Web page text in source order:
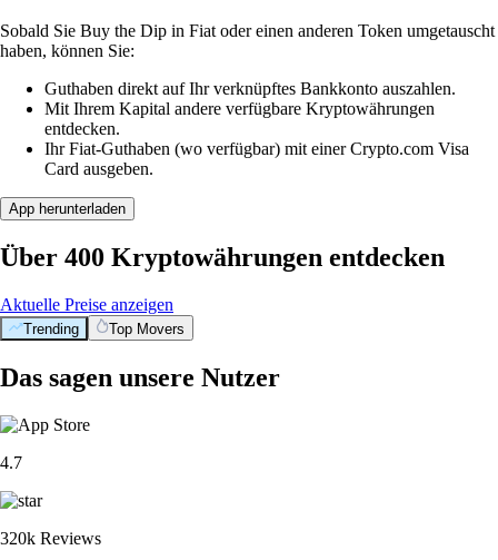
Sobald Sie Buy the Dip in Fiat oder einen anderen Token umgetauscht
haben, können Sie:
Guthaben direkt auf Ihr verknüpftes Bankkonto auszahlen.
Mit Ihrem Kapital andere verfügbare Kryptowährungen
entdecken.
Ihr Fiat-Guthaben (wo verfügbar) mit einer Crypto.com Visa
Card ausgeben.
App herunterladen
Über 400 Kryptowährungen entdecken
Aktuelle Preise anzeigen
Trending Top Movers
Das sagen unsere Nutzer
4.7
320k Reviews